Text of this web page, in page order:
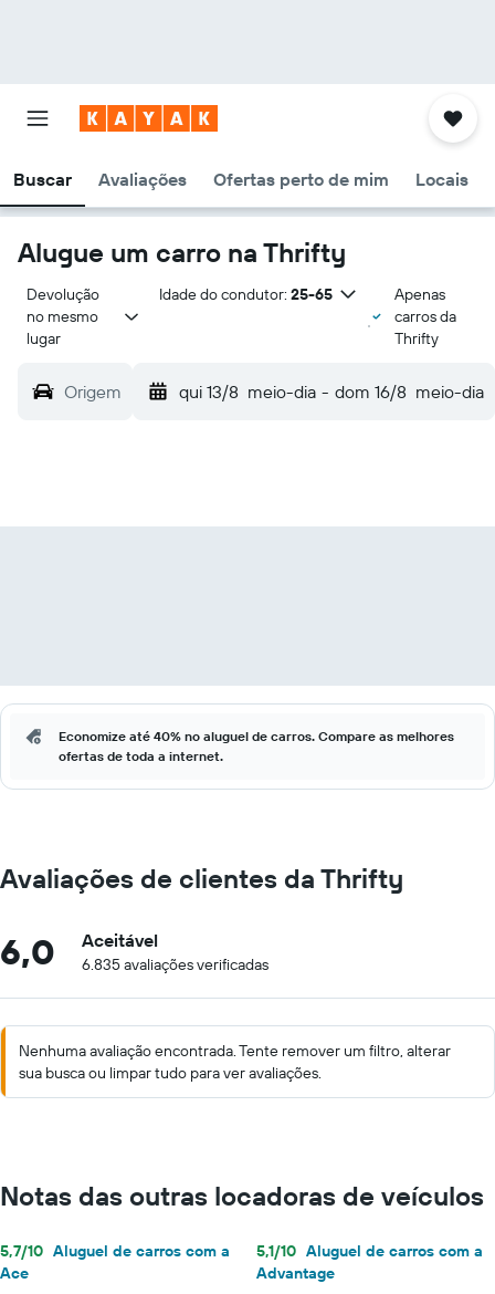
Buscar Avaliações Ofertas perto de mim Locais
Alugue um carro na Thrifty
Devolução
no mesmo
lugar
Idade do condutor: 25-65
Apenas
carros da
Thrifty
Origem qui 13/8 meio-dia - dom 16/8 meio-dia
Economize até 40% no aluguel de carros. Compare as melhores
ofertas de toda a internet.
Avaliações de clientes da Thrifty
6,0 Aceitável
6.835 avaliações verificadas
Nenhuma avaliação encontrada. Tente remover um filtro, alterar
sua busca ou limpar tudo para ver avaliações.
Notas das outras locadoras de veículos
5,7/10 Aluguel de carros com a
Ace
5,1/10 Aluguel de carros com a
Advantage